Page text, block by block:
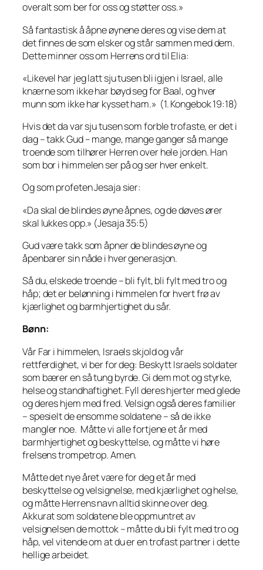
overalt som ber for oss og støtter oss.»
Så fantastisk å åpne øynene deres og vise dem at
det finnes de som elsker og står sammen med dem.
Dette minner oss om Herrens ord til Elia:
«Likevel har jeg latt sju tusen bli igjen i Israel, alle
knærne som ikke har bøyd seg for Baal, og hver
munn som ikke har kysset ham.» (1. Kongebok 19:18)
Hvis det da var sju tusen som forble trofaste, er det i
dag – takk Gud – mange, mange ganger så mange
troende som tilhører Herren over hele jorden. Han
som bor i himmelen ser på og ser hver enkelt.
Og som profeten Jesaja sier:
«Da skal de blindes øyne åpnes, og de døves ører
skal lukkes opp.» (Jesaja 35:5)
Gud være takk som åpner de blindes øyne og
åpenbarer sin nåde i hver generasjon.
Så du, elskede troende – bli fylt, bli fylt med tro og
håp; det er belønning i himmelen for hvert frø av
kjærlighet og barmhjertighet du sår.
Bønn:
Vår Far i himmelen, Israels skjold og vår
rettferdighet, vi ber for deg: Beskytt Israels soldater
som bærer en så tung byrde. Gi dem mot og styrke,
helse og standhaftighet. Fyll deres hjerter med glede
og deres hjem med fred. Velsign også deres familier
– spesielt de ensomme soldatene – så de ikke
mangler noe. Måtte vi alle fortjene et år med
barmhjertighet og beskyttelse, og måtte vi høre
frelsens trompetrop. Amen.
Måtte det nye året være for deg et år med
beskyttelse og velsignelse, med kjærlighet og helse,
og måtte Herrens navn alltid skinne over deg.
Akkurat som soldatene ble oppmuntret av
velsignelsen de mottok – måtte du bli fylt med tro og
håp, vel vitende om at du er en trofast partner i dette
hellige arbeidet.